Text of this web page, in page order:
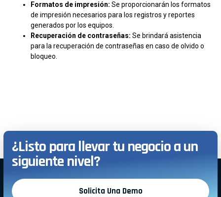
Formatos de impresión: Se proporcionarán los formatos
de impresión necesarios para los registros y reportes
generados por los equipos.
Recuperación de contraseñas: Se brindará asistencia
para la recuperación de contraseñas en caso de olvido o
bloqueo.
¿Listo para llevar tu negocio a un
siguiente nivel?
Solicita Una Demo